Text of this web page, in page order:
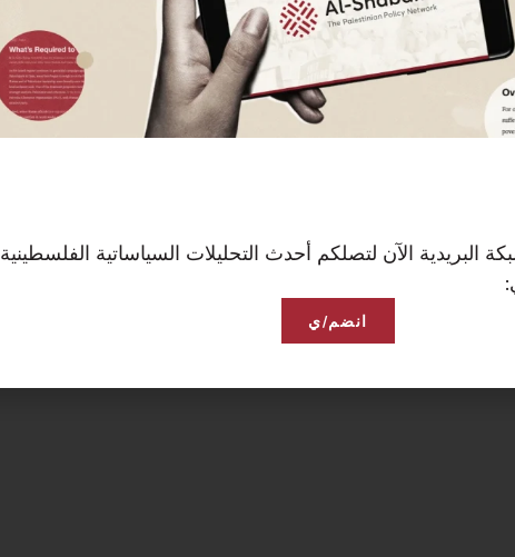
البريدية الآن لتصلكم أحدث التحليلات السياساتية الفلسطينية
انضم/ي